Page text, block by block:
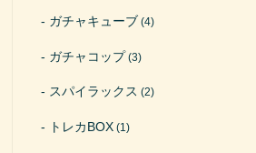
ガチャキューブ (4)
ガチャコップ(3)
スパイラックス (2)
トレカBOX (1)